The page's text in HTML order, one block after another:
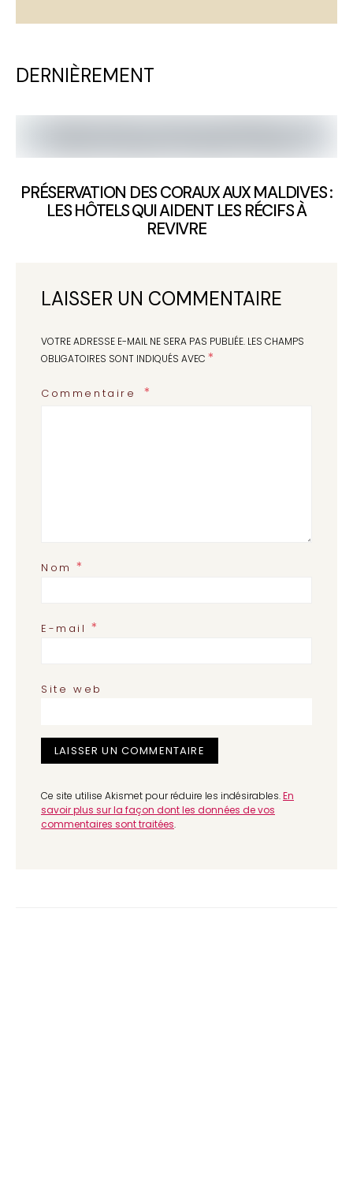
DERNIÈREMENT
PRÉSERVATION DES CORAUX AUX MALDIVES :
LES HÔTELS QUI AIDENT LES RÉCIFS À
REVIVRE
LAISSER UN COMMENTAIRE
VOTRE ADRESSE E-MAIL NE SERA PAS PUBLIÉE. LES CHAMPS
OBLIGATOIRES SONT INDIQUÉS AVEC *
Commentaire
Nom*
E-mail*
Site web
Ce site utilise Akismet pour réduire les indésirables.En
savoir plus sur la façon dont les données de vos
commentaires sont traitées.